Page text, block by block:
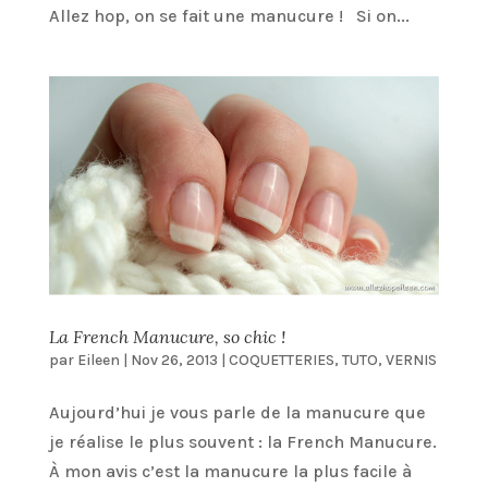
Allez hop, on se fait une manucure ! Si on...
La French Manucure, so chic !
par Eileen | Nov 26, 2013 | COQUETTERIES, TUTO, VERNIS
Aujourd’hui je vous parle de la manucure que
je réalise le plus souvent : la French Manucure.
À mon avis c’est la manucure la plus facile à